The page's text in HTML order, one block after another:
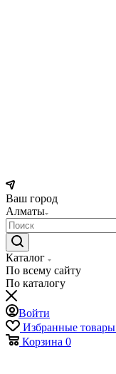
Ваш город
Алматы
Каталог
По всему сайту
По каталогу
Войти
Избранные товары
Корзина 0